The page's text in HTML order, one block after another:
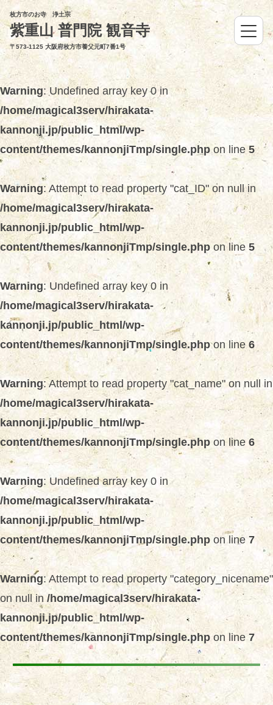
枚方市のお寺 浄土宗
紫重山 普門院 観音寺
〒573-1125 大阪府枚方市養父元町7番1号
Warning: Undefined array key 0 in
/home/magical3serv/hirakata-
kannonji.jp/public_html/wp-
content/themes/kannonjiTmp/single.phpon line 5
Warning: Attempt to read property "cat_ID" on null in
/home/magical3serv/hirakata-
kannonji.jp/public_html/wp-
content/themes/kannonjiTmp/single.php on line 5
Warning: Undefined array key 0 in
/home/magical3serv/hirakata-
kannonji.jp/public_html/wp-
content/themes/kannonjiTmp/single.phpon line 6
Warning: Attempt to read property "cat_name" on null in
/home/magical3serv/hirakata-
kannonji.jp/public_html/wp-
content/themes/kannonjiTmp/single.php on line 6
Warning: Undefined array key 0 in
/home/magical3serv/hirakata-
kannonji.jp/public_html/wp-
content/themes/kannonjiTmp/single.php on line 7
Warning: Attempt to read property "category_nicename"
on null in /home/magical3serv/hirakata-
kannonji.jp/public_html/wp-
content/themes/kannonjiTmp/single.php on line 7